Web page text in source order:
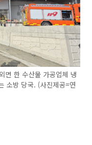
한 수산물 가공업체 냉
소방 당국. (사진제공=연